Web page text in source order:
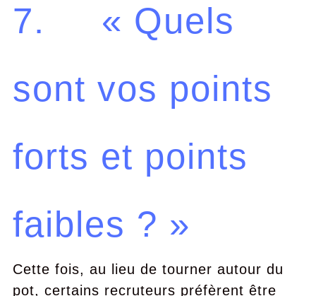
7. « Quels
sont vos points
forts et points
faibles ? »
Cette fois, au lieu de tourner autour du
pot, certains recruteurs préfèrent être